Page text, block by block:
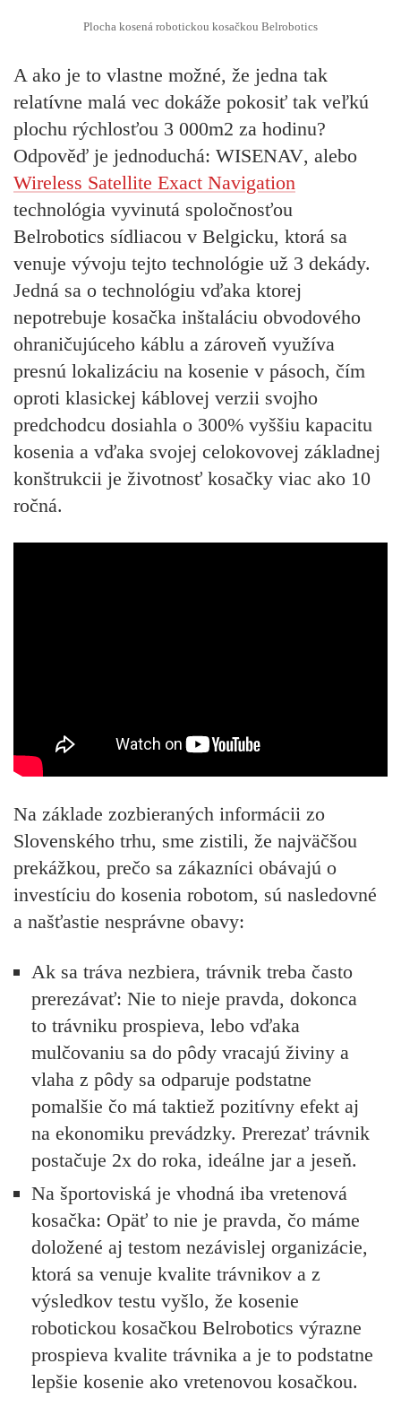
Plocha kosená robotickou kosačkou Belrobotics
A ako je to vlastne možné, že jedna tak
relatívne malá vec dokáže pokosiť tak veľkú
plochu rýchlosťou 3 000m2 za hodinu?
Odpověď je jednoduchá: WISENAV, alebo
Wireless Satellite Exact Navigation
technológia vyvinutá spoločnosťou
Belrobotics sídliacou v Belgicku, ktorá sa
venuje vývoju tejto technológie už 3 dekády.
Jedná sa o technológiu vďaka ktorej
nepotrebuje kosačka inštaláciu obvodového
ohraničujúceho káblu a zároveň využíva
presnú lokalizáciu na kosenie v pásoch, čím
oproti klasickej káblovej verzii svojho
predchodcu dosiahla o 300% vyššiu kapacitu
kosenia a vďaka svojej celokovovej základnej
konštrukcii je životnosť kosačky viac ako 10
ročná.
Na základe zozbieraných informácii zo
Slovenského trhu, sme zistili, že najväčšou
prekážkou, prečo sa zákazníci obávajú o
investíciu do kosenia robotom, sú nasledovné
a našťastie nesprávne obavy:
Ak sa tráva nezbiera, trávnik treba často
prerezávať: Nie to nieje pravda, dokonca
to trávniku prospieva, lebo vďaka
mulčovaniu sa do pôdy vracajú živiny a
vlaha z pôdy sa odparuje podstatne
pomalšie čo má taktiež pozitívny efekt aj
na ekonomiku prevádzky. Prerezať trávnik
postačuje 2x do roka, ideálne jar a jeseň.
Na športoviská je vhodná iba vretenová
kosačka: Opäť to nie je pravda, čo máme
doložené aj testom nezávislej organizácie,
ktorá sa venuje kvalite trávnikov a z
výsledkov testu vyšlo, že kosenie
robotickou kosačkou Belrobotics výrazne
prospieva kvalite trávnika a je to podstatne
lepšie kosenie ako vretenovou kosačkou.